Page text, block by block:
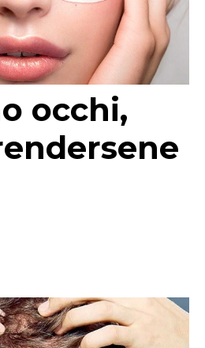
occhi,